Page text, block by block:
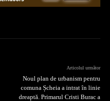
Articolul următor
Noul plan de urbanism pentru
comuna Șcheia a intrat în linie
dreaptă. Primarul Cristi Burac a